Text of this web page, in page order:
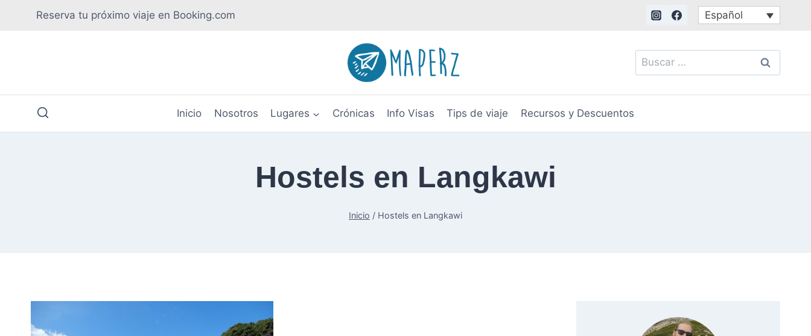
Reserva tu próximo viaje en Booking.com Español
Buscar:
Inicio Nosotros Lugares Crónicas Info Visas Tips de viaje Recursos y Descuentos
Hostels en Langkawi
Inicio / Hostels en Langkawi